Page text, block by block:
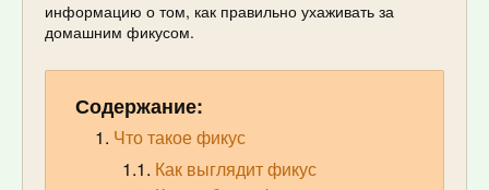
информацию о том, как правильно ухаживать за
домашним фикусом.
Содержание:
Что такое фикус
Как выглядит фикус